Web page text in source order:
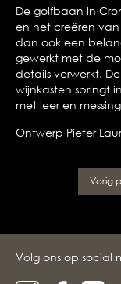
De golfbaan in
en het creëren van
dan ook een
gewerkt met de
details verwerkt.
wijnkasten springt
met leer en messing
Ontwerp Pieter
Vorig
Volg ons op social